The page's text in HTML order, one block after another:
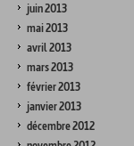
juin 2013
mai 2013
avril 2013
mars 2013
février 2013
janvier 2013
décembre 2012